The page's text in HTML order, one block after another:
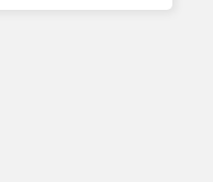
su cũng như thiết